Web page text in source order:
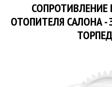
СОПРОТИВЛЕНИЕ
ОТОПИТЕЛЯ САЛОНА